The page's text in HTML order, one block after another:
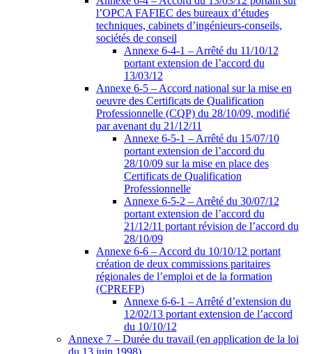
l’OPCA FAFIEC des bureaux d’études
techniques, cabinets d’ingénieurs-conseils,
sociétés de conseil
Annexe 6-4-1 – Arrêté du 11/10/12
portant extension de l’accord du
13/03/12
Annexe 6-5 – Accord national sur la mise en
oeuvre des Certificats de Qualification
Professionnelle (CQP) du 28/10/09, modifié
par avenant du 21/12/11
Annexe 6-5-1 – Arrêté du 15/07/10
portant extension de l’accord du
28/10/09 sur la mise en place des
Certificats de Qualification
Professionnelle
Annexe 6-5-2 – Arrêté du 30/07/12
portant extension de l’accord du
21/12/11 portant révision de l’accord du
28/10/09
Annexe 6-6 – Accord du 10/10/12 portant
création de deux commissions paritaires
régionales de l’emploi et de la formation
(CPREFP)
Annexe 6-6-1 – Arrêté d’extension du
12/02/13 portant extension de l’accord
du 10/10/12
Annexe 7 – Durée du travail (en application de la loi
du 13 juin 1998)